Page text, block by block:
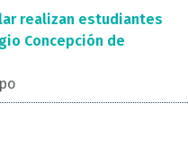
realizan estudiantes
Concepción de